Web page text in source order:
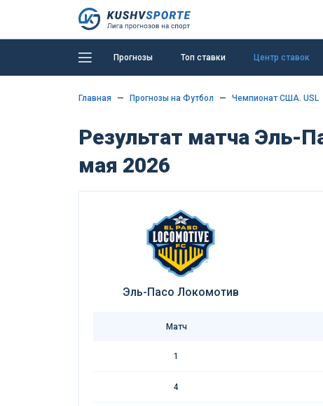
Прогнозы Топ ставки Центр ставок
Главная Прогнозы на Футбол Чемпионат США. USL
Результат матча Эль-
мая 2026
Эль-Пасо Локомотив
Матч
1
4